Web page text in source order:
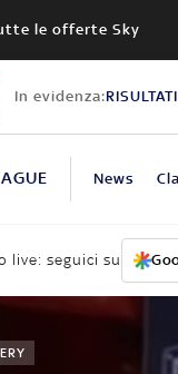
le offerte Sky
In evidenza:
News
live: seguici su